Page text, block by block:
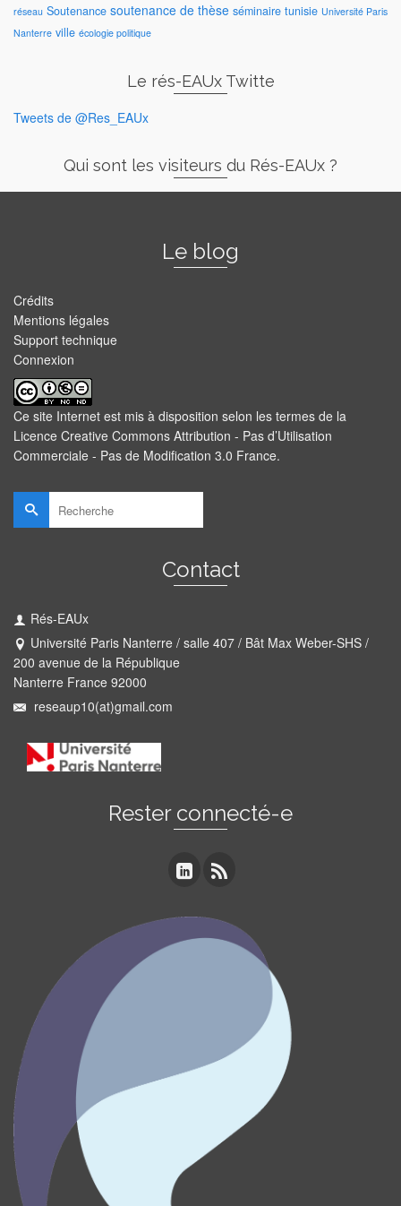
réseau Soutenance soutenance de thèse séminaire tunisie Université Paris
Nanterre ville écologie politique
Le rés-EAUx Twitte
Tweets de @Res_EAUx
Qui sont les visiteurs du Rés-EAUx ?
Le blog
Crédits
Mentions légales
Support technique
Connexion
Ce site Internet est mis à disposition selon les termes de la
Licence Creative Commons Attribution - Pas d’Utilisation
Commerciale - Pas de Modification 3.0 France.
Rechercher :
Contact
Rés-EAUx
Université Paris Nanterre / salle 407 / Bât Max Weber-SHS /
200 avenue de la République
Nanterre France 92000
reseaup10(at)gmail.com
Rester connecté-e